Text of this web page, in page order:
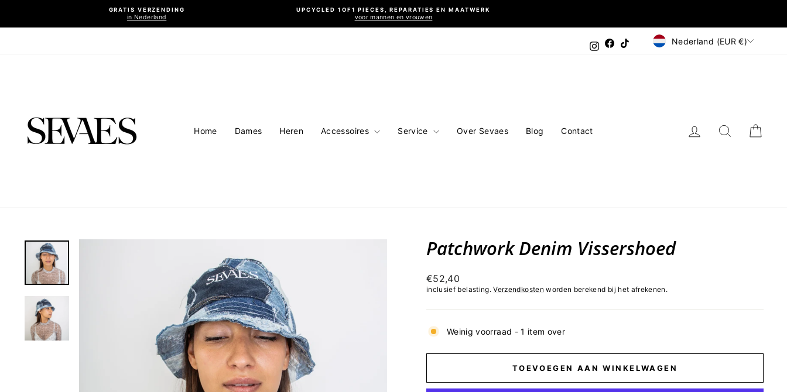
inhoud
Diavoorstelling
pauzeren
GRATIS VERZENDING
in Nederland
UPCYCLED 1OF1 PIECES, REPARATIES EN MAATWERK
voor mannen en vrouwen
InstagramFacebook
TikTok Valuta
Nederland (EUR €)
Home Dames Heren Accessoires Service Over Sevaes Blog Contact Inloggen Zoeken
Patchwork Denim Vissershoed
Normale
prijs
€52,40
inclusief belasting.Verzendkosten worden berekend bij het afrekenen.
Weinig voorraad - 1 item over
TOEVOEGEN AAN WINKELWAGEN